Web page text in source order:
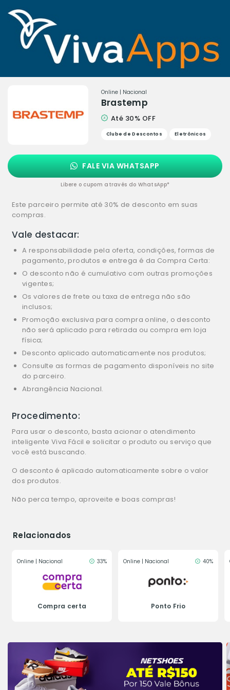
Online | Nacional
Brastemp
Até 30% OFF
Clube de Descontos Eletrônicos
FALE VIA WHATSAPP
Libere o cupom através do WhatsApp*
Este parceiro permite até 30% de desconto em suas
compras.
Vale destacar:
A responsabilidade pela oferta, condições, formas de
pagamento, produtos e entrega é da Compra Certa:
O desconto não é cumulativo com outras promoções
vigentes;
Os valores de frete ou taxa de entrega não são
inclusos;
Promoção exclusiva para compra online, o desconto
não será aplicado para retirada ou compra em loja
física;
Desconto aplicado automaticamente nos produtos;
Consulte as formas de pagamento disponíveis no site
do parceiro.
Abrangência Nacional.
Procedimento:
Para usar o desconto, basta acionar o atendimento
inteligente Viva Fácil e solicitar o produto ou serviço que
você está buscando.
O desconto é aplicado automaticamente sobre o valor
dos produtos.
Não perca tempo, aproveite e boas compras!
Relacionados
Online | Nacional 33%
Compra certa
Online | Nacional 40%
Ponto Frio